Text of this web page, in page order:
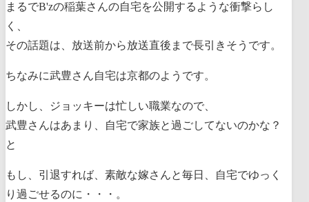
まるでB'zの稲葉さんの自宅を公開するような衝撃らし
く、
その話題は、放送前から放送直後まで長引きそうです。
ちなみに武豊さん自宅は京都のようです。
しかし、ジョッキーは忙しい職業なので、
武豊さんはあまり、自宅で家族と過ごしてないのかな？
と
もし、引退すれば、素敵な嫁さんと毎日、自宅でゆっく
り過ごせるのに・・・。